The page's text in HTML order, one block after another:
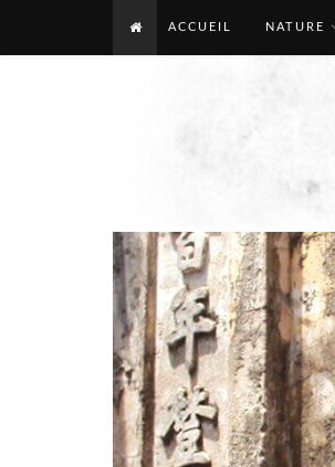
ACCUEIL NATURE